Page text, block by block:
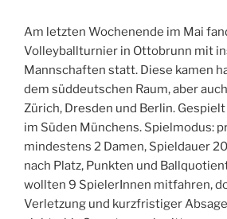
Am letzten Wochenende im Mai
Volleyballturnier in Ottobrunn mit
Mannschaften statt. Diese kamen
dem süddeutschen Raum, aber
Zürich, Dresden und Berlin.
im Süden Münchens. Spielmodus:
mindestens 2 Damen, Spieldauer
nach Platz, Punkten und
wollten 9 SpielerInnen mitfahren,
Verletzung und kurzfristiger